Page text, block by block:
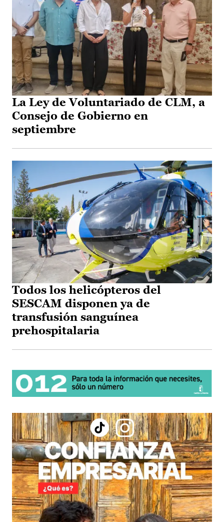
La Ley de Voluntariado de CLM, a
Consejo de Gobierno en
septiembre
Todos los helicópteros del
SESCAM disponen ya de
transfusión sanguínea
prehospitalaria